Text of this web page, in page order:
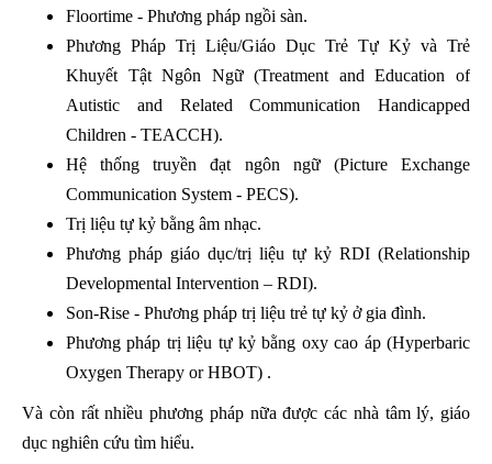
Floortime - Phương pháp ngồi sàn.
Phương Pháp Trị Liệu/Giáo Dục Trẻ Tự Kỷ và Trẻ
Khuyết Tật Ngôn Ngữ (Treatment and Education of
Autistic and Related Communication Handicapped
Children - TEACCH).
Hệ thống truyền đạt ngôn ngữ (Picture Exchange
Communication System - PECS).
Trị liệu tự kỷ bằng âm nhạc.
Phương pháp giáo dục/trị liệu tự kỷ RDI (Relationship
Developmental Intervention – RDI).
Son-Rise - Phương pháp trị liệu trẻ tự kỷ ở gia đình.
Phương pháp trị liệu tự kỷ bằng oxy cao áp (Hyperbaric
Oxygen Therapy or HBOT) .
Và còn rất nhiều phương pháp nữa được các nhà tâm lý, giáo
dục nghiên cứu tìm hiểu.